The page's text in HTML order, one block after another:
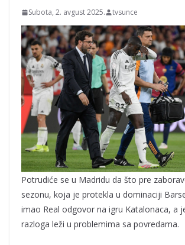
Subota, 2. avgust 2025. tvsunce
Potrudiće se u Madridu da što pre
sezonu, koja je protekla u dominaciji
imao Real odgovor na igru Katalonaca, a
razloga leži u problemima sa povredama.